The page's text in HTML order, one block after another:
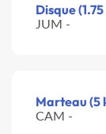
Disque
JUM -
Marteau (5
CAM -